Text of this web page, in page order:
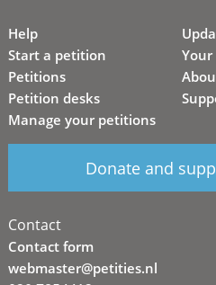
Help
Start a petition
Petitions
Petition desks
Manage your petitions
Your
Donate and
Contact
Contact form
webmaster@petities.nl